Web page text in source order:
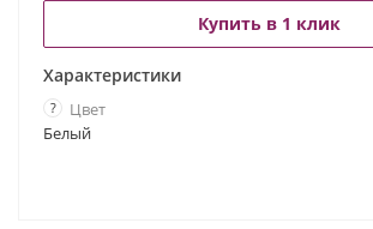
Купить в 1 клик
Характеристики
?
Цвет
Белый